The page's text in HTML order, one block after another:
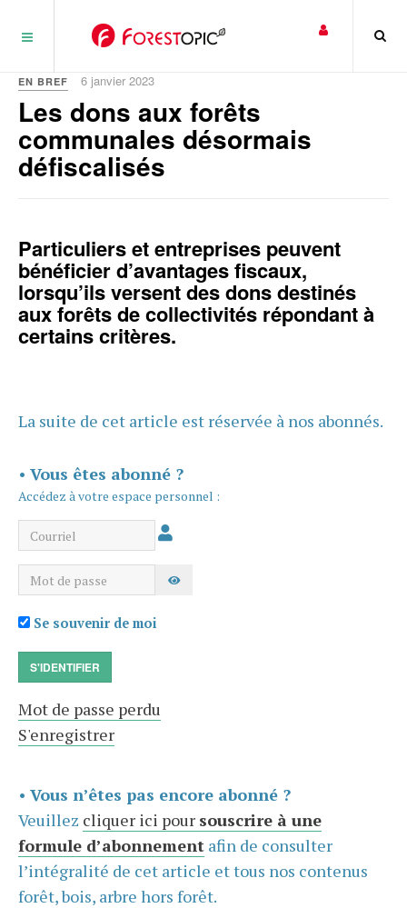
EN BREF 6 janvier 2023
Les dons aux forêts
communales désormais
défiscalisés
Particuliers et entreprises peuvent
bénéficier d’avantages fiscaux,
lorsqu’ils versent des dons destinés
aux forêts de collectivités répondant à
certains critères.
La suite de cet article est réservée à nos abonnés.
• Vous êtes abonné ?
Accédez à votre espace personnel :
Courriel
Mot de passe AFFICHER LE MOT DE PASSE
Se souvenir de moi
S'IDENTIFIER
Mot de passe perdu
S'enregistrer
• Vous n’êtes pas encore abonné ?
Veuillez cliquer ici pour souscrire à une
formule d’abonnement afin de consulter
l’intégralité de cet article et tous nos contenus
forêt, bois, arbre hors forêt.